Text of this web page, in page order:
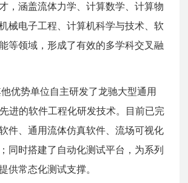
，涵盖流体力学、计算数学、计算物
械电子工程、计算机科学与技术、软
等领域，形成了有效的多学科交叉融
优势单位自主研发了龙驰大型通用
进的软件工程化研发技术。目前已完
件、通用流体仿真软件、流场可视化
同时搭建了自动化测试平台，为系列
供常态化测试支撑。